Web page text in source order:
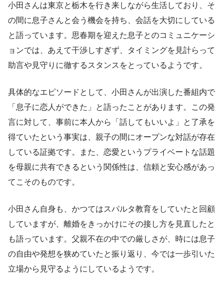
小田さんは東京と栃木を行き来しながら生活しており、そ
の間に息子さんと会う機会を持ち、会話を大切にしている
と語っています。思春期を迎えた息子とのコミュニケーシ
ョンでは、あえて干渉しすぎず、タイミングを見計らって
助言や見守りに徹するスタンスをとっているようです。
具体的なエピソードとして、小田さんが出演した番組内で
「息子に恋人ができた」と語ったことがあります。この発
言に対して、事前に本人から「話してもいいよ」と了承を
得ていたという事実は、親子の間にオープンな対話が存在
している証拠です。また、恋愛というプライベートな話題
を母親に共有できるという関係性は、信頼と安心感があっ
てこそのものです。
小田さん自身も、かつてはスパルタ教育をしていたと回顧
していますが、離婚をきっかけにその接し方を見直したと
も語っています。父親不在の中での厳しさが、時には息子
の自由や発想を狭めていたと振り返り、今では一歩引いた
立場から見守るようにしているようです。